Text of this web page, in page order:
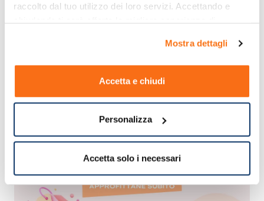
raccolto dal tuo utilizzo dei loro servizi. Accettando e
Mostra dettagli
Accetta e chiudi
Personalizza
Accetta solo i necessari